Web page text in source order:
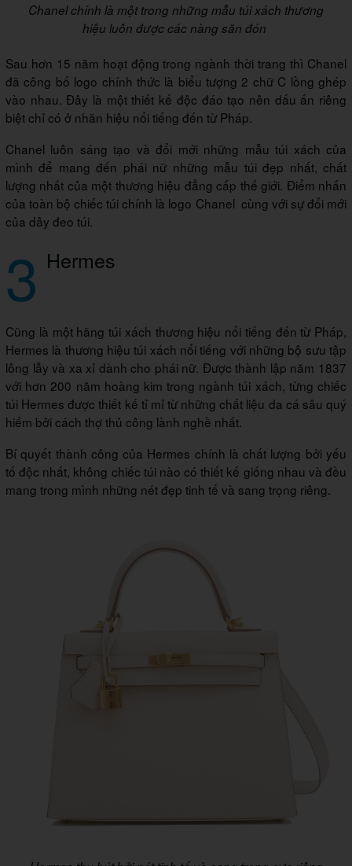
Chanel chính là một trong những mẫu túi xách thương
hiệu luôn được các nàng săn đón
Sau hơn 15 năm hoạt động trong ngành thời trang thì Chanel
đã công bố logo chính thức là biểu tượng 2 chữ C lồng ghép
vào nhau. Đây là một thiết kế độc đáo tạo nên dấu ấn riêng
biệt chỉ có ở nhãn hiệu nổi tiếng đến từ Pháp.
Chanel luôn sáng tạo và đổi mới những mẫu túi xách của
mình để mang đến phái nữ những mẫu túi đẹp nhất, chất
lượng nhất của một thương hiệu đẳng cấp thế giới. Điểm nhấn
của toàn bộ chiếc túi chính là logo Chanel cùng với sự đổi mới
của dây đeo túi.
3 Hermes
Cũng là một hãng túi xách thương hiệu nổi tiếng đến từ Pháp,
Hermes là thương hiệu túi xách nổi tiếng với những bộ sưu tập
lông lẫy và xa xỉ dành cho phái nữ. Được thành lập năm 1837
với hơn 200 năm hoàng kim trong ngành túi xách, từng chiếc
túi Hermes được thiết kế tỉ mỉ từ những chất liệu da cá sâu quý
hiếm bởi cách thợ thủ công lành nghề nhất.
Bí quyết thành công của Hermes chính là chất lượng bởi yếu
tố độc nhất, không chiếc túi nào có thiết kế giống nhau và đều
mang trong mình những nét đẹp tinh tế và sang trọng riêng.